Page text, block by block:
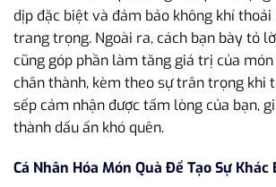
dịp đặc biệt và đảm bảo không khí
trang trọng. Ngoài ra, cách bạn bày tỏ
cũng góp phần làm tăng giá trị của
chân thành, kèm theo sự trân trọng khi
sếp cảm nhận được tấm lòng của bạn,
thành dấu ấn khó quên.
Cá Nhân Hóa Món Quà Để Tạo Sự Khác